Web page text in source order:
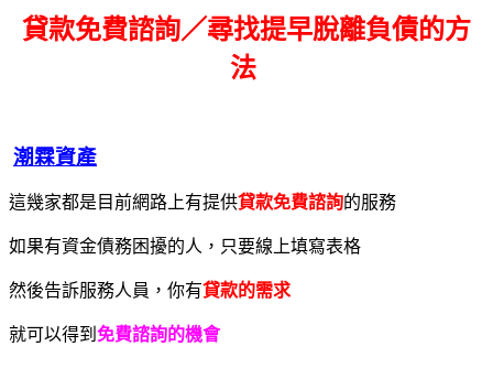
貸款免費諮詢／尋找提早脫離負債的方
法
潮霖資產
這幾家都是目前網路上有提供貸款免費諮詢的服務
如果有資金債務困擾的人，只要線上填寫表格
然後告訴服務人員，你有貸款的需求
就可以得到 免費諮詢的機會